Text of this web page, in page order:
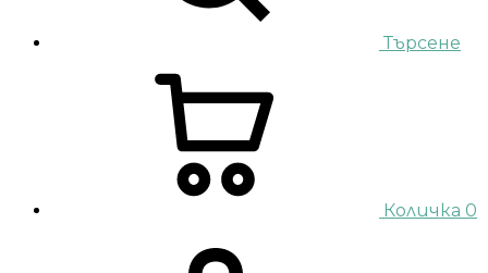
Търсене
Количка 0